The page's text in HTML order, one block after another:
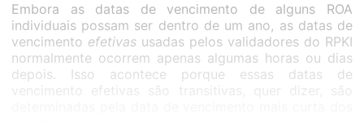
Embora as datas de vencimento de alguns ROA
individuais possam ser dentro de um ano, as datas de
vencimento efetivas usadas pelos validadores do RPKI
normalmente ocorrem apenas algumas horas ou dias
depois. Isso acontece porque essas datas de
vencimento efetivas são transitivas, quer dizer, são